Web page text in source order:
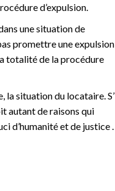
d’expulsion.
une situation de
promettre une expulsion
totalité de la procédure
la situation du locataire.
autant de raisons qui
d’humanité et de justice .